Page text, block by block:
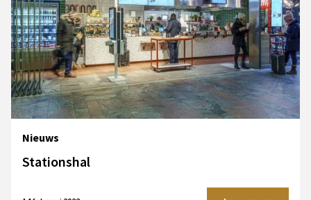
Nieuws
Stationshal